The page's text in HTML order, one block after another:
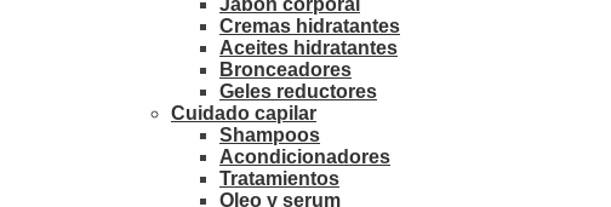
Jabón corporal
Cremas hidratantes
Aceites hidratantes
Bronceadores
Geles reductores
Cuidado capilar
Shampoos
Acondicionadores
Tratamientos
Oleo y serum